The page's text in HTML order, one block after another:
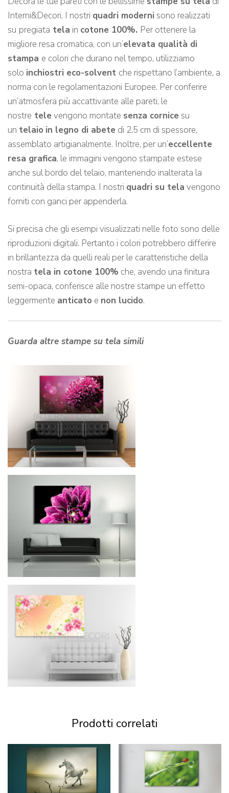
Interni&Decori. I nostri quadri moderni sono realizzati
su pregiata tela in cotone 100%. Per ottenere la
migliore resa cromatica, con un’elevata qualità di
stampa e colori che durano nel tempo, utilizziamo
solo inchiostri eco-solvent che rispettano l’ambiente, a
norma con le regolamentazioni Europee. Per conferire
un’atmosfera più accattivante alle pareti, le
nostre tele vengono montate senza cornice su
un telaio in legno di abete di 2,5 cm di spessore,
assemblato artigianalmente. Inoltre, per un’eccellente
resa grafica, le immagini vengono stampate estese
anche sul bordo del telaio, mantenendo inalterata la
continuità della stampa. I nostri quadri su tela vengono
forniti con ganci per appenderla.
Si precisa che gli esempi visualizzati nelle foto sono delle
riproduzioni digitali. Pertanto i colori potrebbero differire
in brillantezza da quelli reali per le caratteristiche della
nostra tela in cotone 100% che, avendo una finitura
semi-opaca, conferisce alle nostre stampe un effetto
leggermente anticato e non lucido.
Guarda altre stampe su tela simili
Prodotti correlati